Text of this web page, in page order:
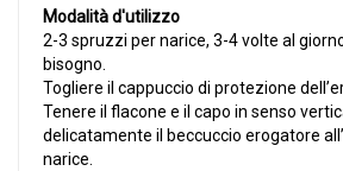
Modalità d'utilizzo
2-3 spruzzi per narice, 3-4 volte al
bisogno.
Togliere il cappuccio di protezione
Tenere il flacone e il capo in senso
delicatamente il beccuccio erogatore
narice.